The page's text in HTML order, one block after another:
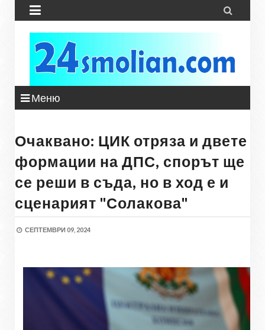
 
Меню
Очаквано: ЦИК отряза и двете
формации на ДПС, спорът ще
се реши в съда, но в ход е и
сценарият "Солакова"
СЕПТЕМВРИ 09, 2024